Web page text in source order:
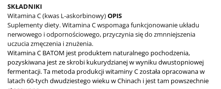
SKŁADNIKI
Witamina C (kwas L-askorbinowy)OPIS
Suplementy diety. Witamina C wspomaga funkcjonowanie układu
nerwowego i odpornościowego, przyczynia się do zmnniejszenia
uczucia zmęczenia i znużenia.
Witamina C BATOM jest produktem naturalnego pochodzenia,
pozyskiwana jest ze skrobi kukurydzianej w wyniku dwustopniowej
fermentacji. Ta metoda produkcji witaminy C została opracowana w
latach 60-tych dwudziestego wieku w Chinach i jest tam powszechnie